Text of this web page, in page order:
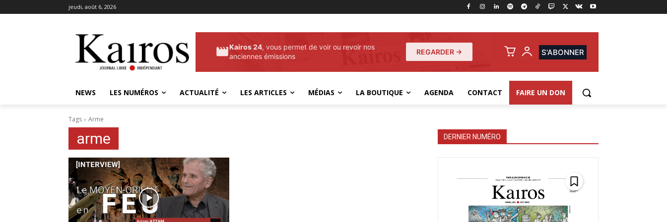
jeudi, août 6, 2026
Kairos 24, vous permet de voir ou revoir nos
anciennes émissions
REGARDER → S'ABONNER
NEWS LES NUMÉROS ACTUALITÉ LES ARTICLES MÉDIAS LA BOUTIQUE AGENDA CONTACT FAIRE UN DON
Tags Arme
arme DERNIER NUMÉRO